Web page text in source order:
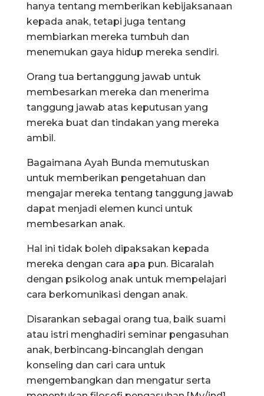
hanya tentang memberikan kebijaksanaan
kepada anak, tetapi juga tentang
membiarkan mereka tumbuh dan
menemukan gaya hidup mereka sendiri.
Orang tua bertanggung jawab untuk
membesarkan mereka dan menerima
tanggung jawab atas keputusan yang
mereka buat dan tindakan yang mereka
ambil.
Bagaimana Ayah Bunda memutuskan
untuk memberikan pengetahuan dan
mengajar mereka tentang tanggung jawab
dapat menjadi elemen kunci untuk
membesarkan anak.
Hal ini tidak boleh dipaksakan kepada
mereka dengan cara apa pun. Bicaralah
dengan psikolog anak untuk mempelajari
cara berkomunikasi dengan anak.
Disarankan sebagai orang tua, baik suami
atau istri menghadiri seminar pengasuhan
anak, berbincang-bincanglah dengan
konseling dan cari cara untuk
mengembangkan dan mengatur serta